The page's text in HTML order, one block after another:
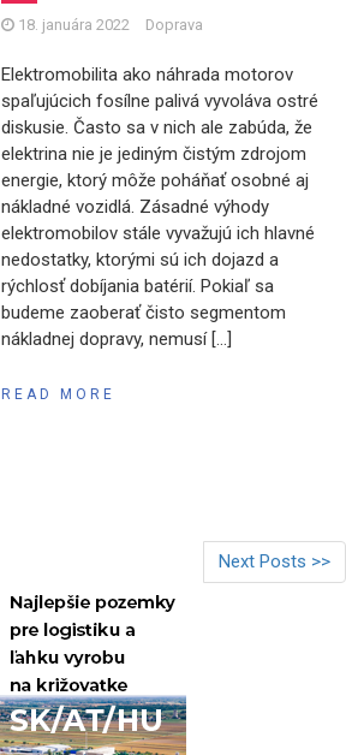
18. januára 2022 Doprava
Elektromobilita ako náhrada motorov
spaľujúcich fosílne palivá vyvoláva ostré
diskusie. Často sa v nich ale zabúda, že
elektrina nie je jediným čistým zdrojom
energie, ktorý môže poháňať osobné aj
nákladné vozidlá. Zásadné výhody
elektromobilov stále vyvažujú ich hlavné
nedostatky, ktorými sú ich dojazd a
rýchlosť dobíjania batérií. Pokiaľ sa
budeme zaoberať čisto segmentom
nákladnej dopravy, nemusí […]
READ MORE
Next Posts >>